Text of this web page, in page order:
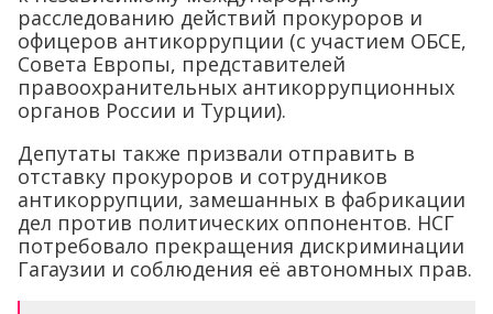
расследованию действий прокуроров и
офицеров антикоррупции (с участием ОБСЕ,
Совета Европы, представителей
правоохранительных антикоррупционных
органов России и Турции).
Депутаты также призвали отправить в
отставку прокуроров и сотрудников
антикоррупции, замешанных в фабрикации
дел против политических оппонентов. НСГ
потребовало прекращения дискриминации
Гагаузии и соблюдения её автономных прав.